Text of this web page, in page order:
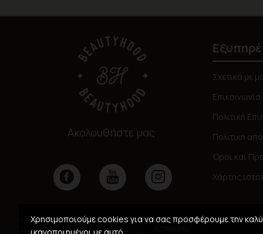
Ακολουθήστε μας
Σχετικά με
Επικοινωνία
Πολιτική
Πολιτική
Όροι και
Χάρτης
Αρ. ΓΕΜΗ: 159911008000
Χρησιμοποιούμε cookies για να σας προσφέρουμε την